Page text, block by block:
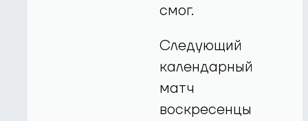
смог.
Следующий
календарный
матч
воскресенцы